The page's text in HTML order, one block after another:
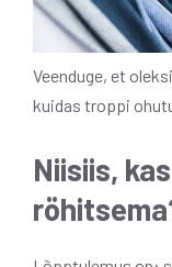
Veenduge, et
kuidas troppi
Niisiis,